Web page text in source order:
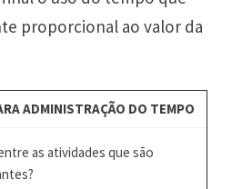
proporcional ao valor da
ADMINISTRAÇÃO DO TEMPO
as atividades que são